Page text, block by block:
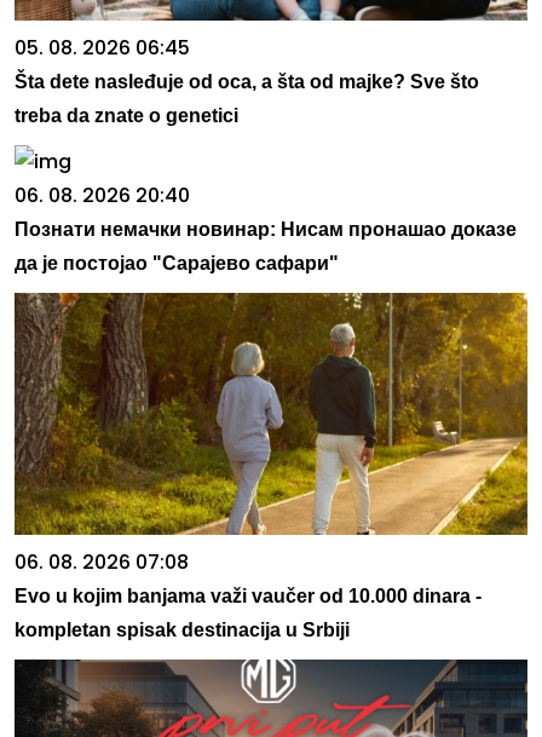
05. 08. 2026 06:45
Šta dete nasleđuje od oca, a šta od majke? Sve što
treba da znate o genetici
06. 08. 2026 20:40
Познати немачки новинар: Нисам пронашао доказе
да је постојао "Сарајево сафари"
06. 08. 2026 07:08
Evo u kojim banjama važi vaučer od 10.000 dinara -
kompletan spisak destinacija u Srbiji